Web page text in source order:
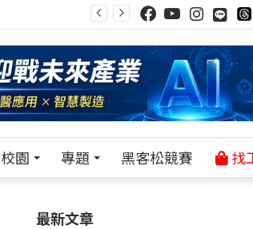
校園 專題 黑客松競賽 找
最新文章